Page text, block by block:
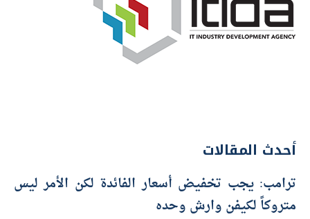
أحدث المقالات
ترامب: يجب تخفيض أسعار الفائدة لكن الأمر ليس
متروكاً لكيفن وارش وحده